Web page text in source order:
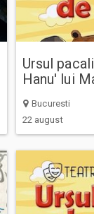
Ursul
Hanu' lui
Bucuresti
22 august